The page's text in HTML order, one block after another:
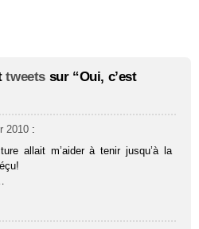
tweets sur “Oui, c’est
2010 :
allait m’aider à tenir jusqu’à la